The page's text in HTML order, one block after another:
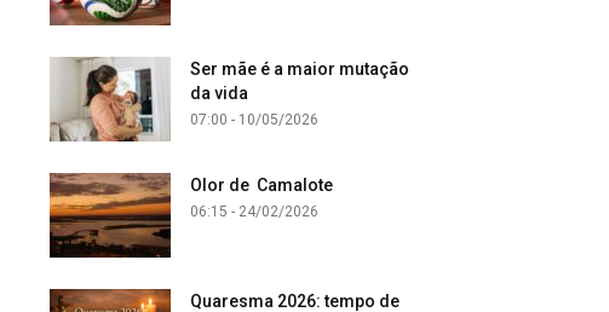
Ser mãe é a maior mutação
da vida
07:00 - 10/05/2026
Olor de Camalote
06:15 - 24/02/2026
Quaresma 2026: tempo de